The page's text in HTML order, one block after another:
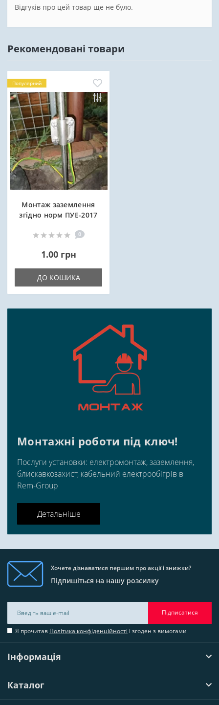
Відгуків про цей товар ще не було.
Рекомендовані товари
Популярний
Монтаж заземлення
згідно норм ПУЕ-2017
0
1.00 грн
ДО КОШИКА
Монтажні роботи під ключ!
Послуги установки: електромонтаж, заземлення,
блискавкозахист, кабельний електрообігрів в
Rem-Group
Детальніше
Хочете дізнаватися першим про акції і знижки?
Підпишіться на нашу розсилку
Підписатися
Я прочитав Політика конфіденційності і згоден з вимогами
Інформація
Каталог